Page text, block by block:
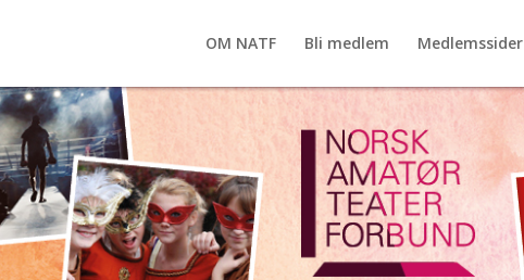
OM NATF Bli medlem Medlemssider